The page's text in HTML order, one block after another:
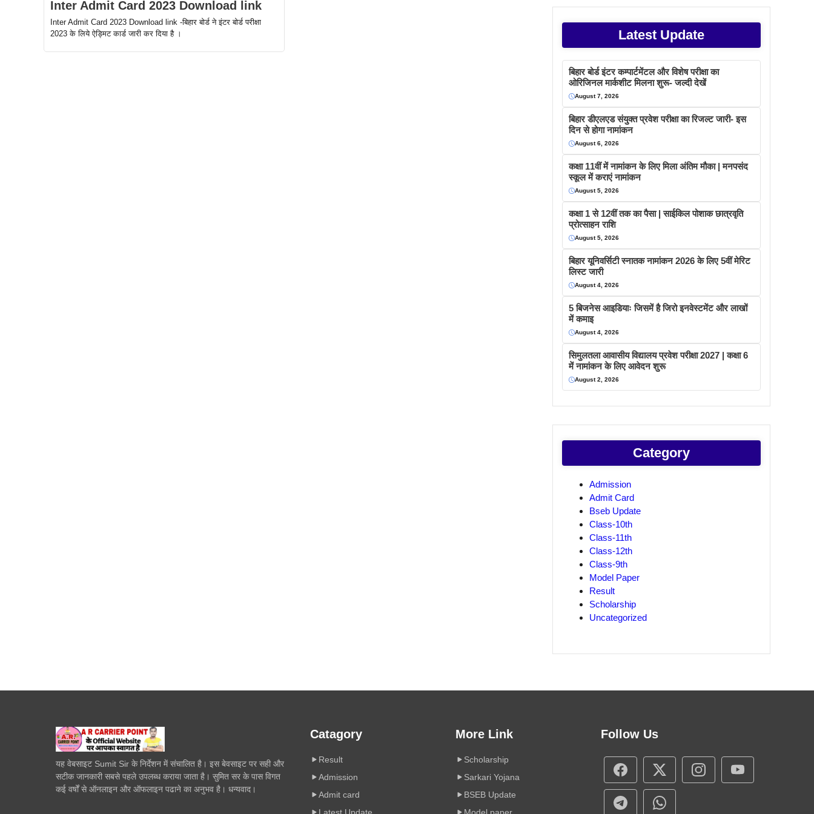
Inter Admit Card 2023 Download link
Inter Admit Card 2023 Download link -बिहार बोर्ड ने इंटर बोर्ड परीक्षा
2023 के लिये ऐड्मिट कार्ड जारी कर दिया है ।
Latest Update
बिहार बोर्ड इंटर कम्पार्टमेंटल और विशेष परीक्षा का
ओरिजिनल मार्कशीट मिलना शुरू- जल्दी देखें
August 7, 2026
बिहार डीएलएड संयुक्त प्रवेश परीक्षा का रिजल्ट जारी- इस
दिन से होगा नामांकन
August 6, 2026
कक्षा 11वीं में नामांकन के लिए मिला अंतिम मौका | मनपसंद
स्कूल में कराएं नामांकन
August 5, 2026
कक्षा 1 से 12वीं तक का पैसा | साईकिल पोशाक छात्रवृति
प्रोत्साहन राशि
August 5, 2026
बिहार यूनिवर्सिटी स्नातक नामांकन 2026 के लिए 5वीं मेरिट
लिस्ट जारी
August 4, 2026
5 बिजनेस आइडियाः जिसमें है जिरो इनवेस्टमेंट और लाखों
में कमाइ
August 4, 2026
सिमुलतला आवासीय विद्यालय प्रवेश परीक्षा 2027 | कक्षा 6
में नामांकन के लिए आवेदन शुरू
August 2, 2026
Category
Admission
Admit Card
Bseb Update
Class-10th
Class-11th
Class-12th
Class-9th
Model Paper
Result
Scholarship
Uncategorized
यह वेबसाइट Sumit Sir के निर्देशन में संचालित है। इस बेवसाइट पर सही और
सटीक जानकारी सबसे पहले उपलब्ध कराया जाता है। सुमित सर के पास विगत
कई वर्षों से ऑनलाइन और ऑफलाइन पढाने का अनुभव है। धन्यवाद।
Catagory
Result
Admission
Admit card
Latest Update
More Link
Scholarship
Sarkari Yojana
BSEB Update
Model paper
Follow Us